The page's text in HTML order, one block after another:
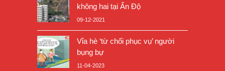
không hai tại Ấn Độ
09-12-2021
Vỉa hè ‘từ chối phục vụ’ người
bụng bự
11-04-2023